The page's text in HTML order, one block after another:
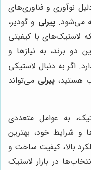
نوآوری و فناوری‌های
می‌شود.پیرلی و گودیر،
لاستیک‌های با کیفیتی
دو برند، به نیازها و
اگر به دنبال لاستیکی
هستید،پیرلی می‌تواند
به عوامل متعددی
و شرایط خود، بهترین
بالا، کیفیت ساخت و
در بازار لاستیک